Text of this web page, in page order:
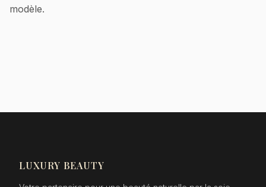
modèle.
LUXURY BEAUTY